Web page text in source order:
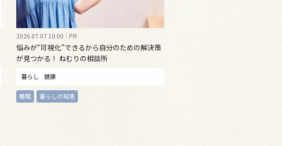
2026.07.07 10:00 PR
悩みが“可視化”できるから自分のための解決策
が見つかる！ ねむりの相談所
暮らし 健康
睡眠 暮らしの知恵